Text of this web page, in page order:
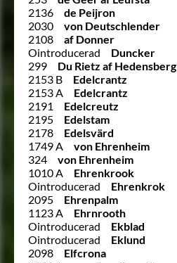
2136
de Peijron
2030
von Deutschlender
2108
af Donner
Ointroducerad
Duncker
299
Du Rietz af Hedensberg
2153 B
Edelcrantz
2153 A
Edelcrantz
2191
Edelcreutz
2195
Edelstam
2178
Edelsvärd
1749 A
von Ehrenheim
324
von Ehrenheim
1010 A
Ehrenkrook
Ointroducerad
Ehrenkrok
2095
Ehrenpalm
1123 A
Ehrnrooth
Ointroducerad
Ekblad
Ointroducerad
Eklund
2098
Elfcrona